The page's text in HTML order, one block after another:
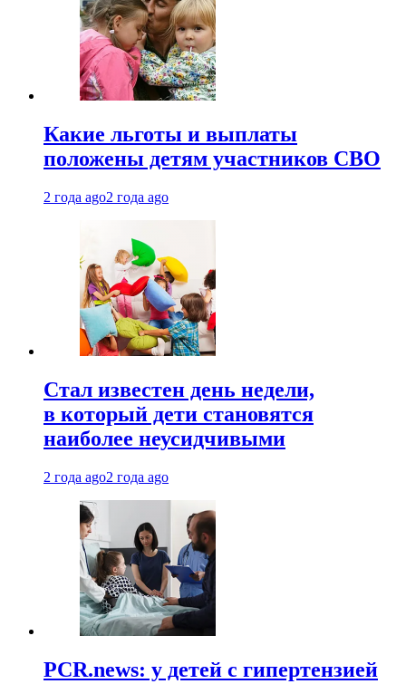
Какие льготы и выплаты
положены детям участников СВО
2 года ago2 года ago
Стал известен день недели,
в который дети становятся
наиболее неусидчивыми
2 года ago2 года ago
PCR.news: у детей с гипертензией